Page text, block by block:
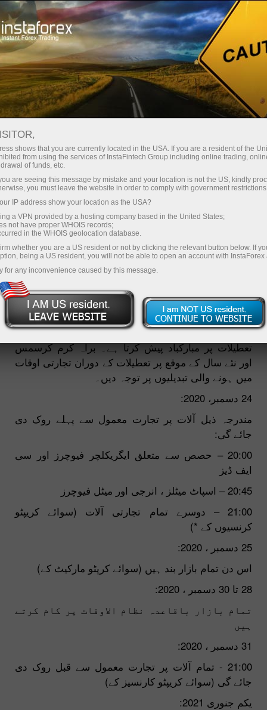
انسٹا فارکس کے بارے میں کمپنی نیوز
کرسمس اور نئے سال کے موقع پر
تعطیلات کیلئے تجارتی اوقات میں
بدلاؤ
23.12.2020 03:02 PM
انسٹا فارکس اپنے کلائنٹس اور شراکت داروں کو آنے والی
تعطیلات پر مبارکباد پیش کرتا ہے۔ براہ کرم کرسمس
اور نئے سال کے موقع پر تعطیلات کے دوران تجارتی اوقات
میں ہونے والی تبدیلیوں پر توجہ دیں۔
24 دسمبر، 2020:
مندرجہ ذیل آلات پر تجارت معمول سے پہلے روک دی
جائے گی:
20:00 – حصص سے متعلق ایگریکلچر فیوچرز اور سی
ایف ڈیز
20:45 – اسپاٹ میٹلز ، انرجی اور میٹل فیوچرز
21:00 – دوسرے تمام تجارتی آلات (سوائے کریپٹو
کرنسیوں کے *)
25 دسمبر ، 2020:
اس دن تمام بازار بند ہیں (سوائے کرپٹو مارکیٹ کے)
28 تا 30 دسمبر ، 2020:
تمام بازار باقاعدہ نظام الاوقات پر کام کرتے
ہیں
31 دسمبر ، 2020:
21:00 - تمام آلات پر تجارت معمول سے قبل روک دی
جائے گی (سوائے کریپٹو کارنسیز کے)
یکم جنوری 2021:
shows that you are currently located in the USA. If you are a resident of the
from using the services of InstaFintech Group including online trading,
of funds, etc.
are seeing this message by mistake and your location is not the US, kindly
you must leave the website in order to comply with government
IP address show your location as the USA?
a VPN provided by a hosting company based in the United States;
not have proper WHOIS records;
in the WHOIS geolocation database.
whether you are a US resident or not by clicking the relevant button below. If
being a US resident, you will not be able to open an account with InstaForex
for any inconvenience caused by this message.